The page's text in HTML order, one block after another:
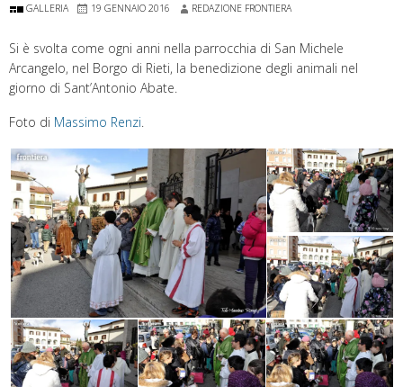
GALLERIA 19 GENNAIO 2016 REDAZIONE FRONTIERA
Si è svolta come ogni anni nella parrocchia di San Michele
Arcangelo, nel Borgo di Rieti, la benedizione degli animali nel
giorno di Sant’Antonio Abate.
Foto di Massimo Renzi